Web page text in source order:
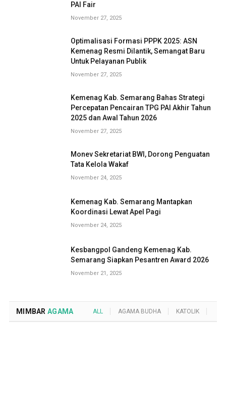
PAI Fair
November 27, 2025
Optimalisasi Formasi PPPK 2025: ASN
Kemenag Resmi Dilantik, Semangat Baru
Untuk Pelayanan Publik
November 27, 2025
Kemenag Kab. Semarang Bahas Strategi
Percepatan Pencairan TPG PAI Akhir Tahun
2025 dan Awal Tahun 2026
November 27, 2025
Monev Sekretariat BWI, Dorong Penguatan
Tata Kelola Wakaf
November 24, 2025
Kemenag Kab. Semarang Mantapkan
Koordinasi Lewat Apel Pagi
November 24, 2025
Kesbangpol Gandeng Kemenag Kab.
Semarang Siapkan Pesantren Award 2026
November 21, 2025
MIMBAR AGAMA ALL AGAMA BUDHA KATOLIK